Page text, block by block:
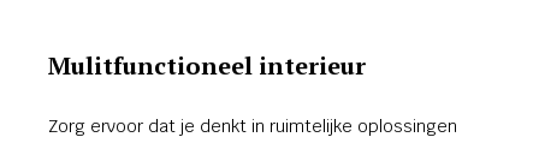
Mulitfunctioneel interieur
Zorg ervoor dat je denkt in ruimtelijke oplossingen